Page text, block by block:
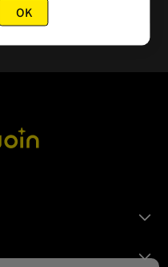
車禍1
OK